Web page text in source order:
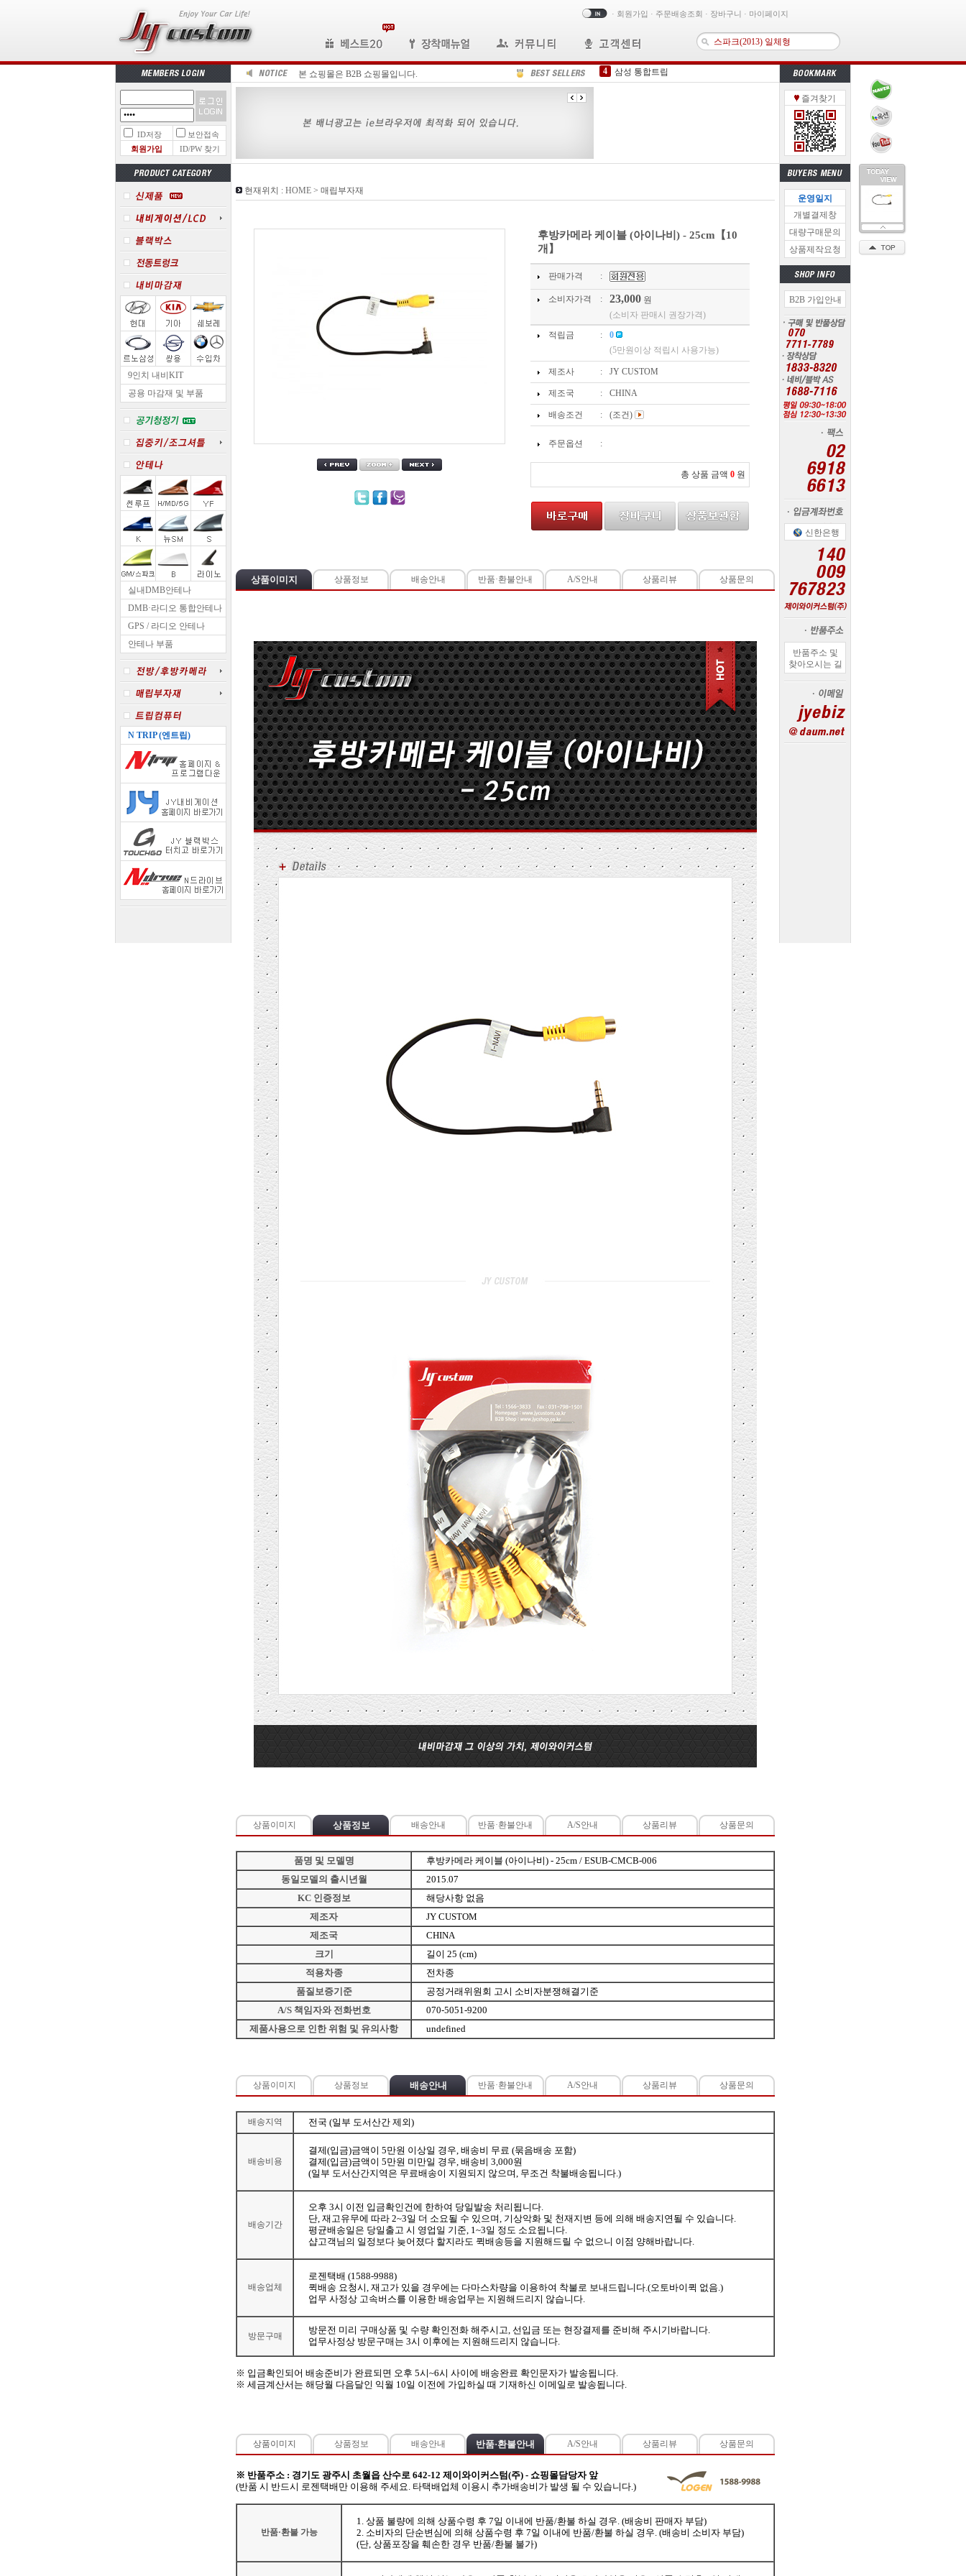
ID저장
보안접속
회원가입
ID/PW 찾기
· 회원가입 · 주문배송조회 · 장바구니 · 마이페이지
본 쇼핑몰은 B2B 쇼핑몰입니다. 5
FFC케이블 - 단방향 일자형(K5 전용)
3
즐겨찾기
9인치 내비KIT
공용 마감재 및 부품
실내DMB안테나
DMB·라디오 통합안테나
GPS / 라디오 안테나
안테나 부품
N TRIP (엔트립)
운영일지
개별결제창
대량구매문의
상품제작요청
B2B 가입안내
신한은행
반품주소 및
찾아오시는 길
현재위치 : HOME > 매립부자재
후방카메라 케이블 (아이나비) - 25cm【10
개】
판매가격 :
소비자가격 : 23,000 원
(소비자 판매시 권장가격)
적립금
:
0
(5만원이상 적립시 사용가능)
제조사 : JY CUSTOM
제조국 : CHINA
배송조건 : (조건)
주문옵션 :
총 상품 금액 0 원
상품이미지 상품정보 배송안내 반품·환불안내 A/S안내 상품리뷰 상품문의
상품이미지 상품정보 배송안내 반품·환불안내 A/S안내 상품리뷰 상품문의
품명 및 모델명
후방카메라 케이블 (아이나비) - 25cm / ESUB-CMCB-006
동일모델의 출시년월
2015.07
KC 인증정보
해당사항 없음
제조자
JY CUSTOM
제조국
CHINA
크기
길이 25 (cm)
적용차종
전차종
품질보증기준
공정거래위원회 고시 소비자분쟁해결기준
A/S 책임자와 전화번호
070-5051-9200
제품사용으로 인한 위험 및 유의사항
undefined
상품이미지 상품정보 배송안내 반품·환불안내 A/S안내 상품리뷰 상품문의
배송지역 전국 (일부 도서산간 제외)
배송비용
결제(입금)금액이 5만원 이상일 경우, 배송비 무료 (묶음배송 포함)
결제(입금)금액이 5만원 미만일 경우, 배송비 3,000원
(일부 도서산간지역은 무료배송이 지원되지 않으며, 무조건 착불배송됩니다.)
배송기간
오후 3시 이전 입금확인건에 한하여 당일발송 처리됩니다.
단, 재고유무에 따라 2~3일 더 소요될 수 있으며, 기상악화 및 천재지변 등에 의해 배송지연될 수 있습니다.
평균배송일은 당일출고 시 영업일 기준, 1~3일 정도 소요됩니다.
샵고객님의 일정보다 늦어졌다 할지라도 퀵배송등을 지원해드릴 수 없으니 이점 양해바랍니다.
배송업체
로젠택배 (1588-9988)
퀵배송 요청시, 재고가 있을 경우에는 다마스차량을 이용하여 착불로 보내드립니다.(오토바이퀵 없음.)
업무 사정상 고속버스를 이용한 배송업무는 지원해드리지 않습니다.
방문구매
방문전 미리 구매상품 및 수량 확인전화 해주시고, 선입금 또는 현장결제를 준비해 주시기바랍니다.
업무사정상 방문구매는 3시 이후에는 지원해드리지 않습니다.
※ 입금확인되어 배송준비가 완료되면 오후 5시~6시 사이에 배송완료 확인문자가 발송됩니다.
※ 세금계산서는 해당월 다음달인 익월 10일 이전에 가입하실 때 기재하신 이메일로 발송됩니다.
상품이미지 상품정보 배송안내 반품·환불안내 A/S안내 상품리뷰 상품문의
※ 반품주소 : 경기도 광주시 초월읍 산수로 642-12 제이와이커스텀(주) - 쇼핑몰담당자 앞
(반품 시 반드시 로젠택배만 이용해 주세요. 타택배업체 이용시 추가배송비가 발생 될 수 있습니다.)
반품·환불 가능
1. 상품 불량에 의해 상품수령 후 7일 이내에 반품/환불 하실 경우. (배송비 판매자 부담)
2. 소비자의 단순변심에 의해 상품수령 후 7일 이내에 반품/환불 하실 경우. (배송비 소비자 부담)
(단, 상품포장을 훼손한 경우 반품/환불 불가)